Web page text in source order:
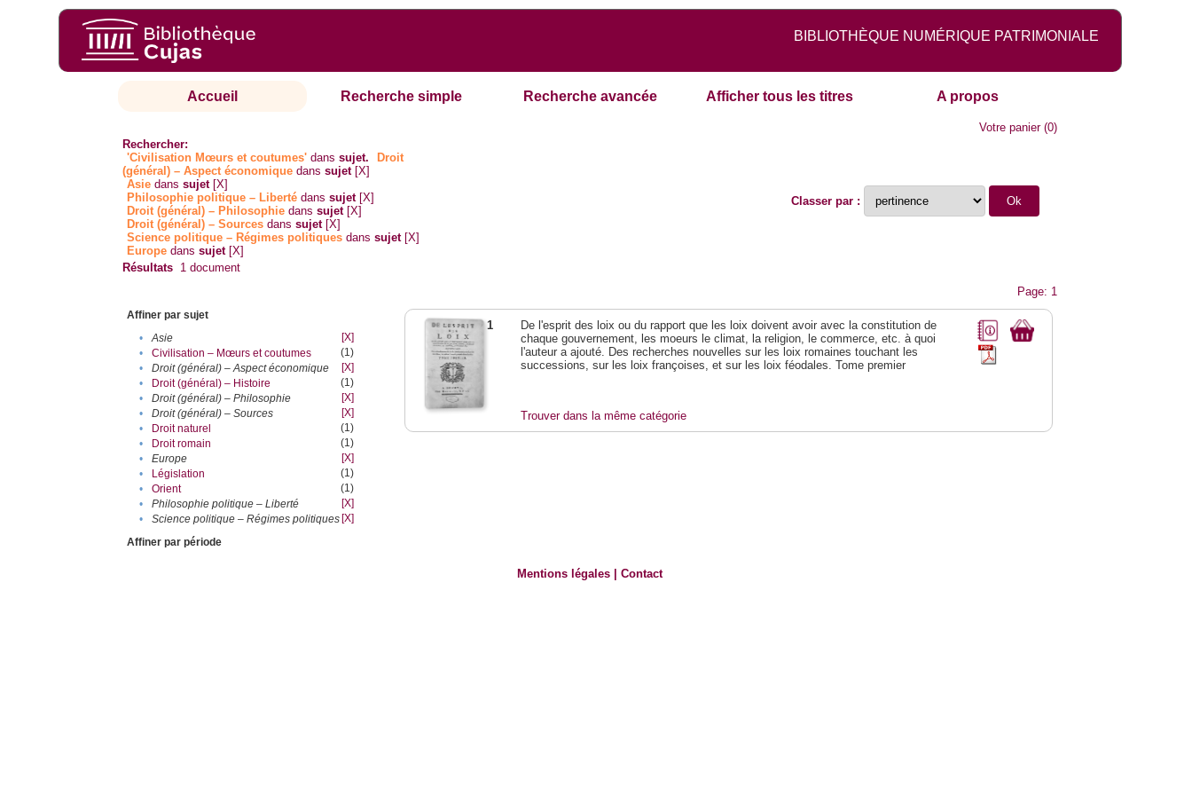
BIBLIOTHÈQUE NUMÉRIQUE PATRIMONIALE
Accueil Recherche simple Recherche avancée Afficher tous les titres A propos
Votre panier(0)
Rechercher:
'Civilisation Mœurs et coutumes' danssujet.
Droit
(général) – Aspect économique danssujet [X]
Asie danssujet [X]
Philosophie politique – Liberté danssujet [X]
Droit (général) – Philosophie danssujet [X]
Droit (général) – Sources danssujet [X]
Science politique – Régimes politiques danssujet [X]
Europe danssujet [X]
Classer par :
Résultats 1 document
Page: 1
Affiner par sujet
•
Asie
[X]
•
Civilisation – Mœurs et coutumes
(1)
•
Droit (général) – Aspect économique
[X]
•
Droit (général) – Histoire
(1)
•
Droit (général) – Philosophie
[X]
•
Droit (général) – Sources
[X]
•
Droit naturel
(1)
•
Droit romain
(1)
•
Europe
[X]
•
Législation
(1)
•
Orient
(1)
•
Philosophie politique – Liberté
[X]
•
Science politique – Régimes politiques [X]
Affiner par période
1
De l'esprit des loix ou du rapport que les loix doivent avoir avec la constitution de
chaque gouvernement, les moeurs le climat, la religion, le commerce, etc. à quoi
l'auteur a ajouté. Des recherches nouvelles sur les loix romaines touchant les
successions, sur les loix françoises, et sur les loix féodales. Tome premier
Trouver dans la même catégorie
Mentions légales |Contact